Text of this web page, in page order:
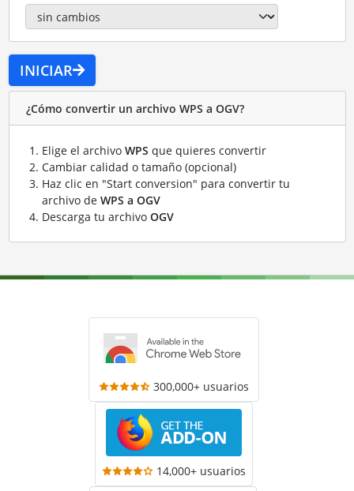
INICIAR
¿Cómo convertir un archivo WPS a OGV?
Elige el archivo WPS que quieres convertir
Cambiar calidad o tamaño (opcional)
Haz clic en "Start conversion" para convertir tu
archivo de WPS a OGV
Descarga tu archivo OGV
300,000+ usuarios
14,000+ usuarios